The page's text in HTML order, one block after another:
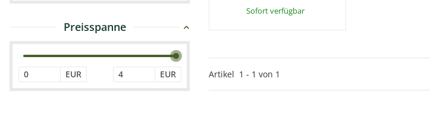
Sofort verfügbar
Artikel 1 - 1 von 1
Preisspanne
EUR EUR